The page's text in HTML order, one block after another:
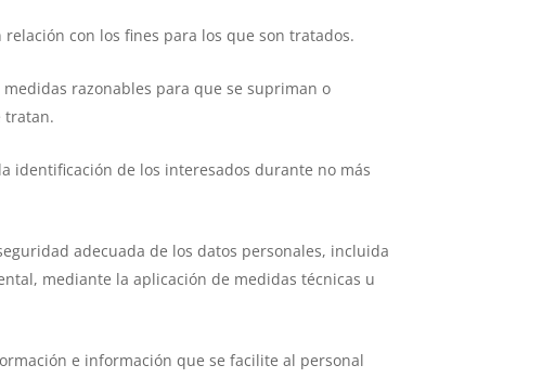
con los fines para los que son tratados.
razonables para que se supriman o
tratan.
identificación de los interesados durante no más
adecuada de los datos personales, incluida
mediante la aplicación de medidas técnicas u
e información que se facilite al personal